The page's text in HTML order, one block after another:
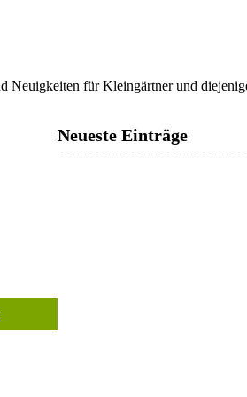
für Kleingärtner und
Neueste Einträge